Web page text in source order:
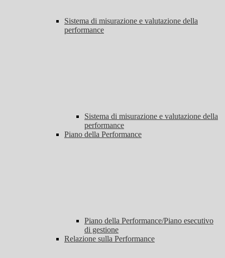
Sistema di misurazione e valutazione della
performance
Sistema di misurazione e valutazione della
performance
Piano della Performance
Piano della Performance/Piano esecutivo
di gestione
Relazione sulla Performance